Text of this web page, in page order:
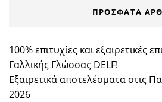
ΠΡΌΣΦΑΤΑ
100% επιτυχίες και εξαιρετικές
Γαλλικής Γλώσσας DELF!
Εξαιρετικά αποτελέσματα στις
2026